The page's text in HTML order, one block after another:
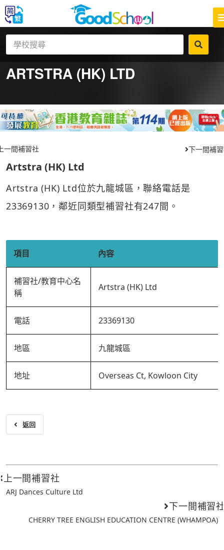
ARTSTRA (HK) LTD
一間補習社 下一間補
Artstra (HK) Ltd
Artstra (HK) Ltd位於九龍城區，聯絡電話是
23369130，鄰近同類型補習社有247間。
項目 內容
補習社/教育中心名
稱
Artstra (HK) Ltd
電話 23369130
地區 九龍城區
地址 Overseas Ct, Kowloon City
返回
上一間補習社
ARJ Dances Culture Ltd
下一間補習
CHERRY TREE ENGLISH EDUCATION CENTRE (WHAMPOA)